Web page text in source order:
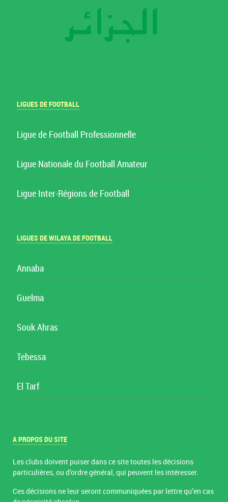
LIGUES DE FOOTBALL
Ligue de Football Professionnelle
Ligue Nationale du Football Amateur
Ligue Inter-Régions de Football
LIGUES DE WILAYA DE FOOTBALL
Annaba
Guelma
Souk Ahras
Tebessa
El Tarf
A PROPOS DU SITE
Les clubs doivent puiser dans ce site toutes les décisions
particulières, ou d’ordre général, qui peuvent les intéresser.
Ces décisions ne leur seront communiquées par lettre qu’en cas